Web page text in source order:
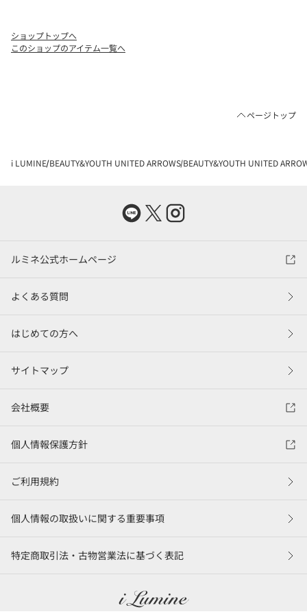
ショップトップへ
このショップのアイテム一覧へ
ページトップ
i LUMINE BEAUTY&YOUTH UNITED ARROWS BEAUTY&YOUTH UNITED
ルミネ公式ホームページ
よくある質問
はじめての方へ
サイトマップ
会社概要
個人情報保護方針
ご利用規約
個人情報の取扱いに関する重要事項
特定商取引法・古物営業法に基づく表記